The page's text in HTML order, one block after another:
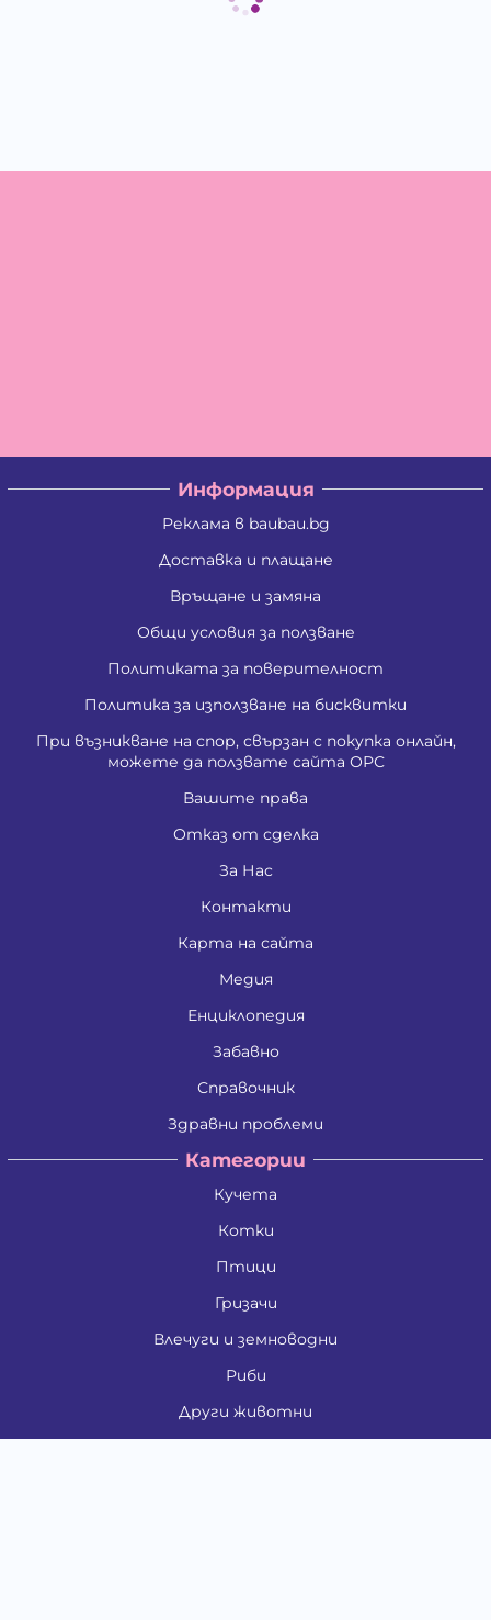
Информация
Реклама в baubau.bg
Доставка и плащане
Връщане и замяна
Общи условия за ползване
Политиката за поверителност
Политика за използване на бисквитки
При възникване на спор, свързан с покупка онлайн,
можете да ползвате сайта ОРС
Вашите права
Отказ от сделка
За Нас
Контакти
Карта на сайта
Медия
Енциклопедия
Забавно
Справочник
Здравни проблеми
Категории
Кучета
Котки
Птици
Гризачи
Влечуги и земноводни
Риби
Други животни